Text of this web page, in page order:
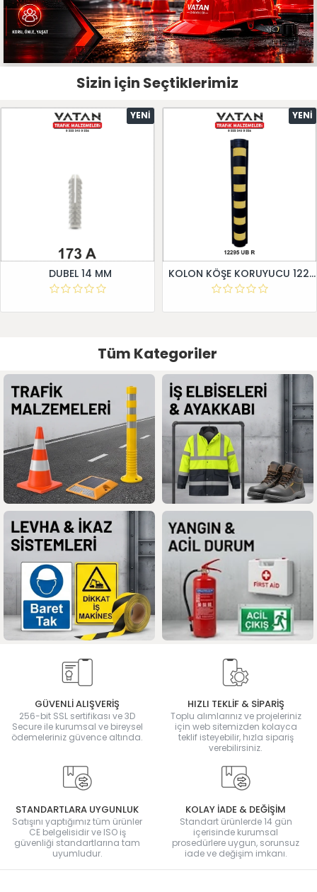
Sizin için Seçtiklerimiz
YENI
DUBEL 14 MM
YENI
KOLON KÖŞE KORUYUCU 12295 UB R
Tüm Kategoriler
GÜVENLİ ALIŞVERİŞ
256-bit SSL sertifikası ve 3D
Secure ile kurumsal ve bireysel
ödemeleriniz güvence altında.
HIZLI TEKLİF & SİPARİŞ
Toplu alımlarınız ve projeleriniz
için web sitemizden kolayca
teklif isteyebilir, hızla sipariş
verebilirsiniz.
STANDARTLARA UYGUNLUK
Satışını yaptığımız tüm ürünler
CE belgelisidir ve ISO iş
güvenliği standartlarına tam
uyumludur.
KOLAY İADE & DEĞİŞİM
Standart ürünlerde 14 gün
içerisinde kurumsal
prosedürlere uygun, sorunsuz
iade ve değişim imkanı.